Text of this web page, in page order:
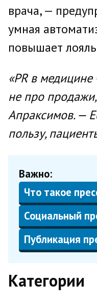
врача, —
умная
повышает
«PR в
не про
Апраксимов. —
пользу,
Важно:
Что такое
Социальный
Публикация
Категории